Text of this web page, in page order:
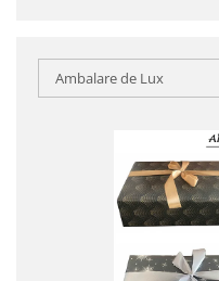
Ambalare de Lux